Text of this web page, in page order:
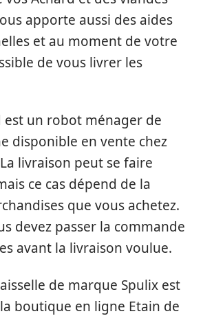
apporte aussi des aides
et au moment de votre
de vous livrer les
est un robot ménager de
disponible en vente chez
livraison peut se faire
ce cas dépend de la
que vous achetez.
devez passer la commande
avant la livraison voulue.
de marque Spulix est
boutique en ligne Etain de